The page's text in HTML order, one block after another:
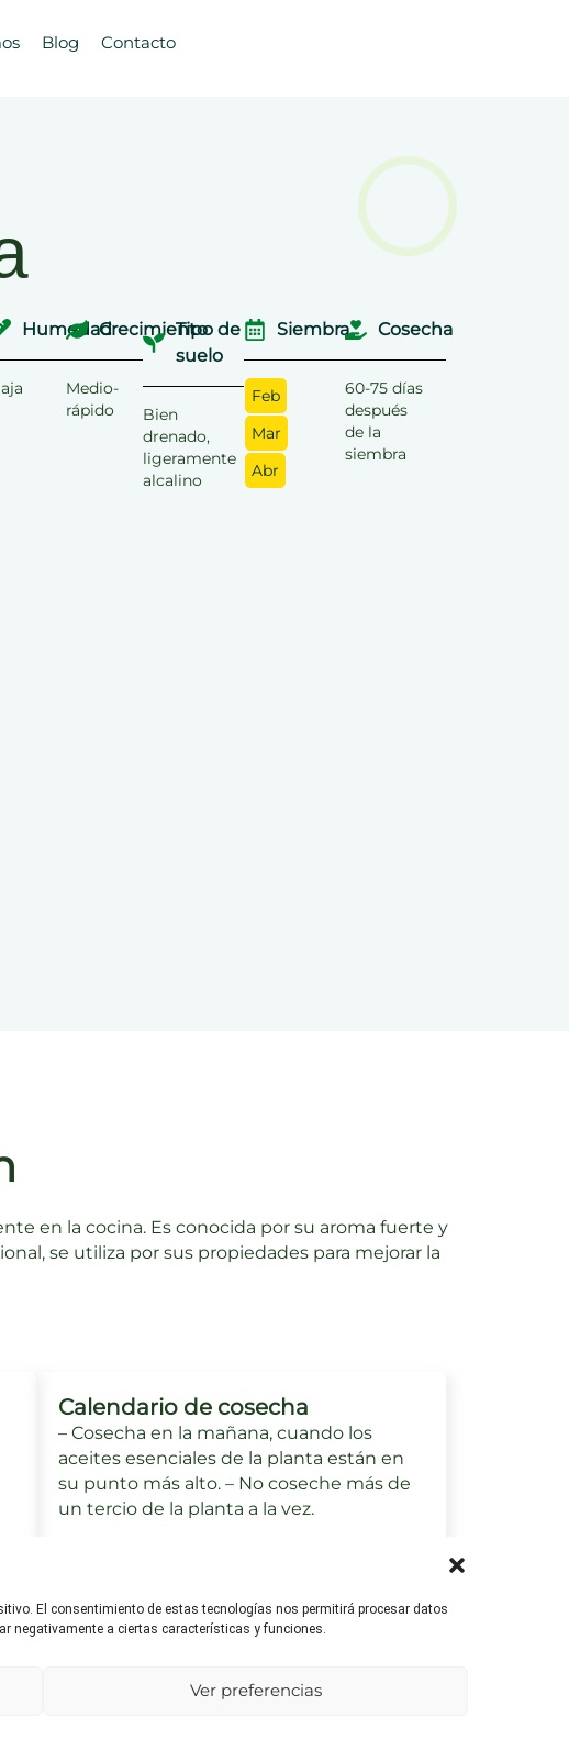
El consentimiento de estas tecnologías nos permitirá procesar datos
negativamente a ciertas características y funciones.
Ver preferencias
Blog Contacto
HumedadCrecimiento
Medio-
rápido
Tipo de
suelo
Bien
drenado,
ligeramente
alcalino
Siembra
Feb
Mar
Abr
Cosecha
60-75 días
después
de la
siembra
en la cocina. Es conocida por su aroma fuerte y
se utiliza por sus propiedades para mejorar la
Calendario de cosecha
– Cosecha en la mañana, cuando los
aceites esenciales de la planta están en
su punto más alto. – No coseche más de
un tercio de la planta a la vez.
Humedad ambiental
Requiere buena circulación del aire para
exceso de humedad.